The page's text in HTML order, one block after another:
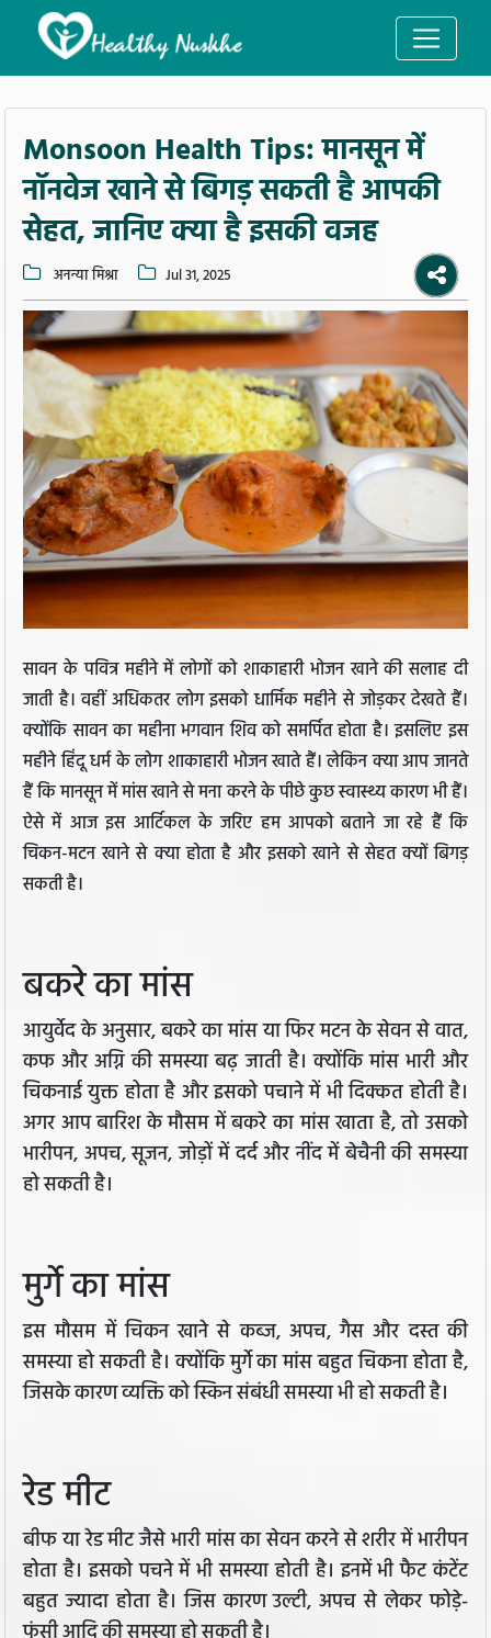
Monsoon Health Tips: मानसून में
नॉनवेज खाने से बिगड़ सकती है आपकी
सेहत, जानिए क्या है इसकी वजह
अनन्या मिश्रा Jul 31, 2025
सावन के पवित्र महीने में लोगों को शाकाहारी भोजन खाने की सलाह दी
जाती है। वहीं अधिकतर लोग इसको धार्मिक महीने से जोड़कर देखते हैं।
क्योंकि सावन का महीना भगवान शिव को समर्पित होता है। इसलिए इस
महीने हिंदू धर्म के लोग शाकाहारी भोजन खाते हैं। लेकिन क्या आप जानते
हैं कि मानसून में मांस खाने से मना करने के पीछे कुछ स्वास्थ्य कारण भी हैं।
ऐसे में आज इस आर्टिकल के जरिए हम आपको बताने जा रहे हैं कि
चिकन-मटन खाने से क्या होता है और इसको खाने से सेहत क्यों बिगड़
सकती है।
बकरे का मांस
आयुर्वेद के अनुसार, बकरे का मांस या फिर मटन के सेवन से वात,
कफ और अग्नि की समस्या बढ़ जाती है। क्योंकि मांस भारी और
चिकनाई युक्त होता है और इसको पचाने में भी दिक्कत होती है।
अगर आप बारिश के मौसम में बकरे का मांस खाता है, तो उसको
भारीपन, अपच, सूजन, जोड़ों में दर्द और नींद में बेचैनी की समस्या
हो सकती है।
मुर्गे का मांस
इस मौसम में चिकन खाने से कब्ज, अपच, गैस और दस्त की
समस्या हो सकती है। क्योंकि मुर्गे का मांस बहुत चिकना होता है,
जिसके कारण व्यक्ति को स्किन संबंधी समस्या भी हो सकती है।
रेड मीट
बीफ या रेड मीट जैसे भारी मांस का सेवन करने से शरीर में भारीपन
होता है। इसको पचने में भी समस्या होती है। इनमें भी फैट कंटेंट
बहुत ज्यादा होता है। जिस कारण उल्टी, अपच से लेकर फोड़े-